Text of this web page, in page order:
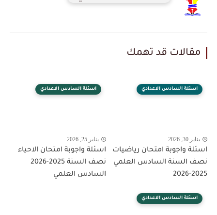
مقالات قد تهمك
اسئلة السادس الاعدادي
يناير 30, 2026
اسئلة واجوبة امتحان رياضيات
نصف السنة السادس العلمي
2025-2026
اسئلة السادس الاعدادي
يناير 25, 2026
اسئلة واجوبة امتحان الاحياء
نصف السنة 2025-2026
السادس العلمي
اسئلة السادس الاعدادي